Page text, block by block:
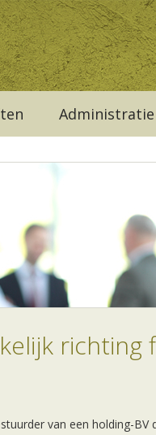
Administratie
richting
van een holding-BV